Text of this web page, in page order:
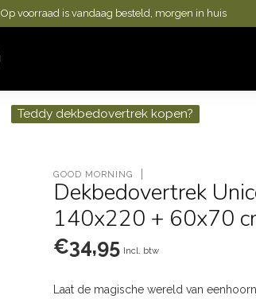
Op voorraad is vandaag besteld, morgen in huis
Teddy dekbedovertrek kopen?
GOOD MORNING
Dekbedovertrek
140x220 + 60x70
€34,95 Incl. btw
Laat de magische wereld van